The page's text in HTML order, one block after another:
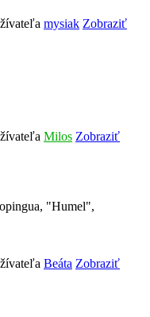
mysiak Zobraziť
Milos Zobraziť
"Humel",
Beáta Zobraziť